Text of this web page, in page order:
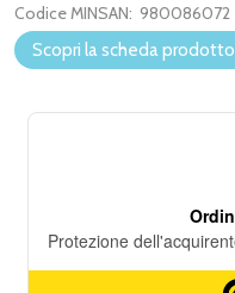
Codice MINSAN: 980086072
Scopri la scheda prodotto